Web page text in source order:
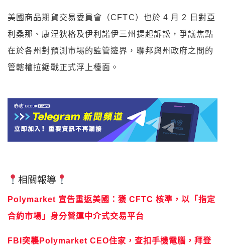
美國商品期貨交易委員會（CFTC）也於 4 月 2 日對亞
利桑那、康涅狄格及伊利諾伊三州提起訴訟，爭議焦點
在於各州對預測市場的監管邊界，聯邦與州政府之間的
管轄權拉鋸戰正式浮上檯面。
相關報導
Polymarket 宣告重返美國：獲 CFTC 核準，以「指定
合約市場」身分營運中介式交易平台
FBI突襲Polymarket CEO住家，查扣手機電腦，拜登